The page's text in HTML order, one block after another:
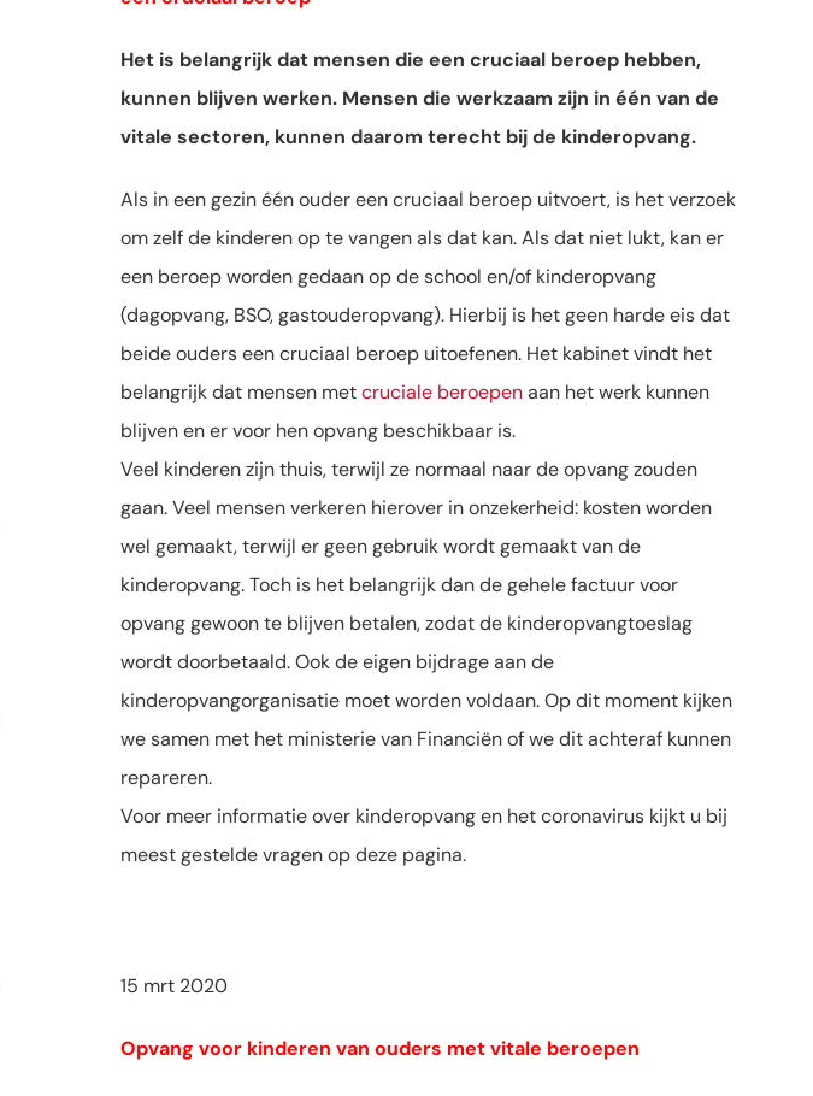
Het is belangrijk dat mensen die een cruciaal beroep hebben,
kunnen blijven werken. Mensen die werkzaam zijn in één van de
vitale sectoren, kunnen daarom terecht bij de kinderopvang.
Als in een gezin één ouder een cruciaal beroep uitvoert, is het verzoek
om zelf de kinderen op te vangen als dat kan. Als dat niet lukt, kan er
een beroep worden gedaan op de school en/of kinderopvang
(dagopvang, BSO, gastouderopvang). Hierbij is het geen harde eis dat
beide ouders een cruciaal beroep uitoefenen. Het kabinet vindt het
belangrijk dat mensen metcruciale beroepenaan het werk kunnen
blijven en er voor hen opvang beschikbaar is.
Veel kinderen zijn thuis, terwijl ze normaal naar de opvang zouden
gaan. Veel mensen verkeren hierover in onzekerheid: kosten worden
wel gemaakt, terwijl er geen gebruik wordt gemaakt van de
kinderopvang. Toch is het belangrijk dan de gehele factuur voor
opvang gewoon te blijven betalen, zodat de kinderopvangtoeslag
wordt doorbetaald. Ook de eigen bijdrage aan de
kinderopvangorganisatie moet worden voldaan. Op dit moment kijken
we samen met het ministerie van Financiën of we dit achteraf kunnen
repareren.
Voor meer informatie over kinderopvang en het coronavirus kijkt u bij
meest gestelde vragen op deze pagina.
15 mrt 2020
Opvang voor kinderen van ouders met vitale beroepen